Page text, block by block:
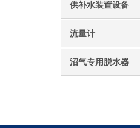
供补水装置设备
流量计
沼气专用脱水器